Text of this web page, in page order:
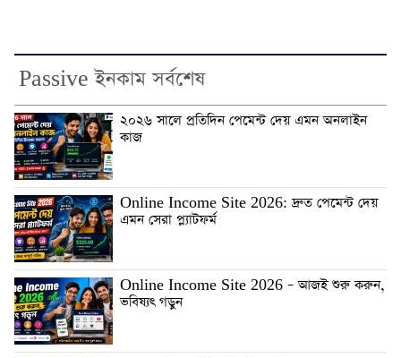
Passive ইনকাম সর্বশেষ
২০২৬ সালে প্রতিদিন পেমেন্ট দেয় এমন অনলাইন
কাজ
Online Income Site 2026: দ্রুত পেমেন্ট দেয়
এমন সেরা প্ল্যাটফর্ম
Online Income Site 2026 – আজই শুরু করুন,
ভবিষ্যৎ গড়ুন